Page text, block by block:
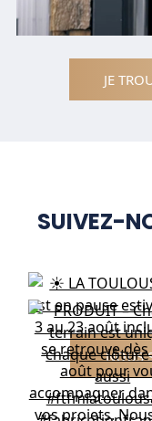
JE
SUIVEZ-
NOUS